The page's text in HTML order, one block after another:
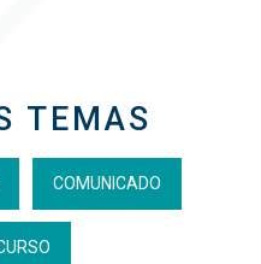
TEMAS
COMUNICADO